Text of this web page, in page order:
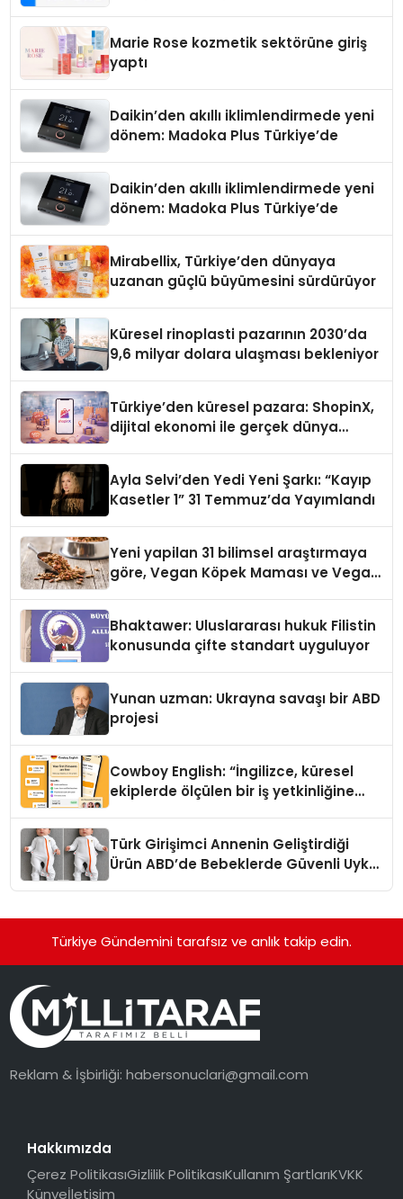
Marie Rose kozmetik sektörüne giriş
yaptı
Daikin’den akıllı iklimlendirmede yeni
dönem: Madoka Plus Türkiye’de
Daikin’den akıllı iklimlendirmede yeni
dönem: Madoka Plus Türkiye’de
Mirabellix, Türkiye’den dünyaya
uzanan güçlü büyümesini sürdürüyor
Küresel rinoplasti pazarının 2030’da
9,6 milyar dolara ulaşması bekleniyor
Türkiye’den küresel pazara: ShopinX,
dijital ekonomi ile gerçek dünya
Ayla Selvi’den Yedi Yeni Şarkı: “Kayıp
Kasetler 1” 31 Temmuz’da Yayımlandı
Yeni yapilan 31 bilimsel araştırmaya
göre, Vegan Köpek Maması ve Vegan
Bhaktawer: Uluslararası hukuk Filistin
konusunda çifte standart uyguluyor
Yunan uzman: Ukrayna savaşı bir ABD
projesi
Cowboy English: “İngilizce, küresel
ekiplerde ölçülen bir iş yetkinliğine
Türk Girişimci Annenin Geliştirdiği
Ürün ABD’de Bebeklerde Güvenli Uyku
Türkiye Gündemini tarafsız ve anlık takip edin.
Reklam & İşbirliği:habersonuclari@gmail.com
Hakkımızda
Çerez PolitikasıGizlilik PolitikasıKullanım ŞartlarıKVKK
Künyeİletişim